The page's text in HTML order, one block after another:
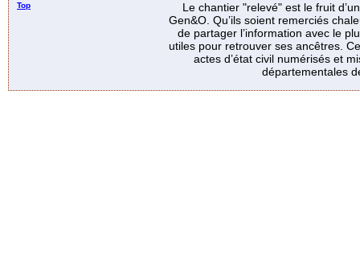
Top
Le chantier "relevé" est le fruit
Gen&O. Qu’ils soient remerciés
de partager l’information avec le
utiles pour retrouver ses ancêtres.
actes d’état civil numérisés et
départementales